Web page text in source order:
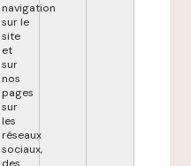
navigation
sur le
site
et
sur
nos
pages
sur
les
réseaux
sociaux,